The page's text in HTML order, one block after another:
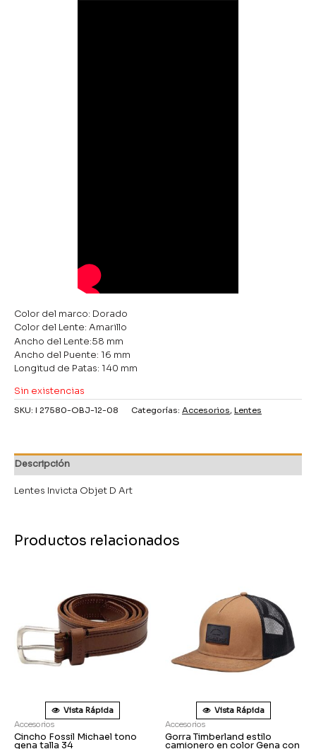
Color del marco: Dorado
Color del Lente: Amarillo
Ancho del Lente:58 mm
Ancho del Puente: 16 mm
Longitud de Patas: 140 mm
Sin existencias
SKU: I 27580-OBJ-12-08 Categorías: Accesorios, Lentes
Descripción
Lentes Invicta Objet D Art
Productos relacionados
Vista Rápida
Accesorios
Cincho Fossil Michael tono
gena talla 34
Vista Rápida
Accesorios
Gorra Timberland estilo
camionero en color Gena con